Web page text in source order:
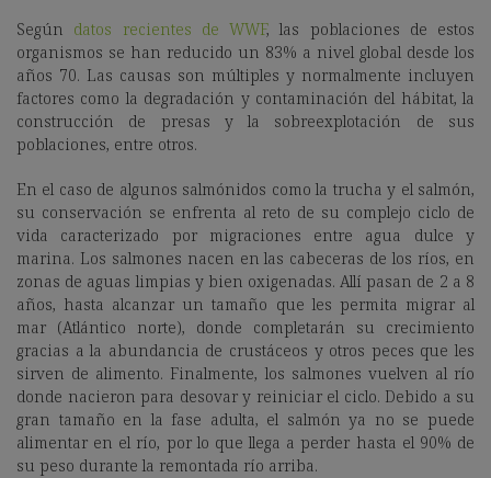
Según datos recientes de WWF, las poblaciones de estos
organismos se han reducido un 83% a nivel global desde los
años 70. Las causas son múltiples y normalmente incluyen
factores como la degradación y contaminación del hábitat, la
construcción de presas y la sobreexplotación de sus
poblaciones, entre otros.
En el caso de algunos salmónidos como la trucha y el salmón,
su conservación se enfrenta al reto de su complejo ciclo de
vida caracterizado por
migraciones entre agua dulce y
marina. Los salmones nacen en las cabeceras de los ríos, en
zonas de aguas limpias y bien oxigenadas. Allí pasan de 2 a 8
años, hasta alcanzar un tamaño que les permita migrar al
mar (Atlántico norte), donde completarán su crecimiento
gracias a la abundancia de crustáceos y otros peces que les
sirven de alimento. Finalmente, los salmones vuelven al río
donde nacieron para desovar y reiniciar el ciclo. Debido a su
gran tamaño en la fase adulta, el salmón ya no se puede
alimentar en el río, por lo que llega a perder hasta el 90% de
su peso durante la remontada río arriba.